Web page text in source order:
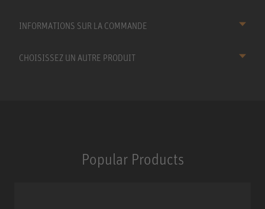
INFORMATIONS SUR LA COMMANDE
CHOISISSEZ UN AUTRE PRODUIT
Popular Products